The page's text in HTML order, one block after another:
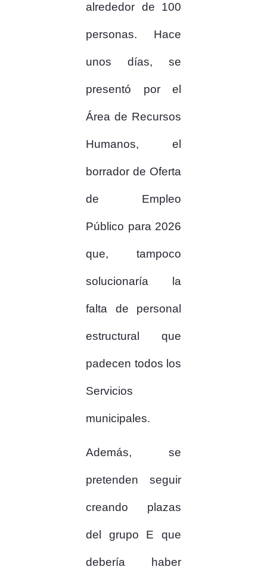
alrededor de 100
personas. Hace
unos días, se
presentó por el
Área de Recursos
Humanos, el
borrador de Oferta
de Empleo
Público para 2026
que, tampoco
solucionaría la
falta de personal
estructural que
padecen todos los
Servicios
municipales.
Además, se
pretenden seguir
creando plazas
del grupo E que
debería haber